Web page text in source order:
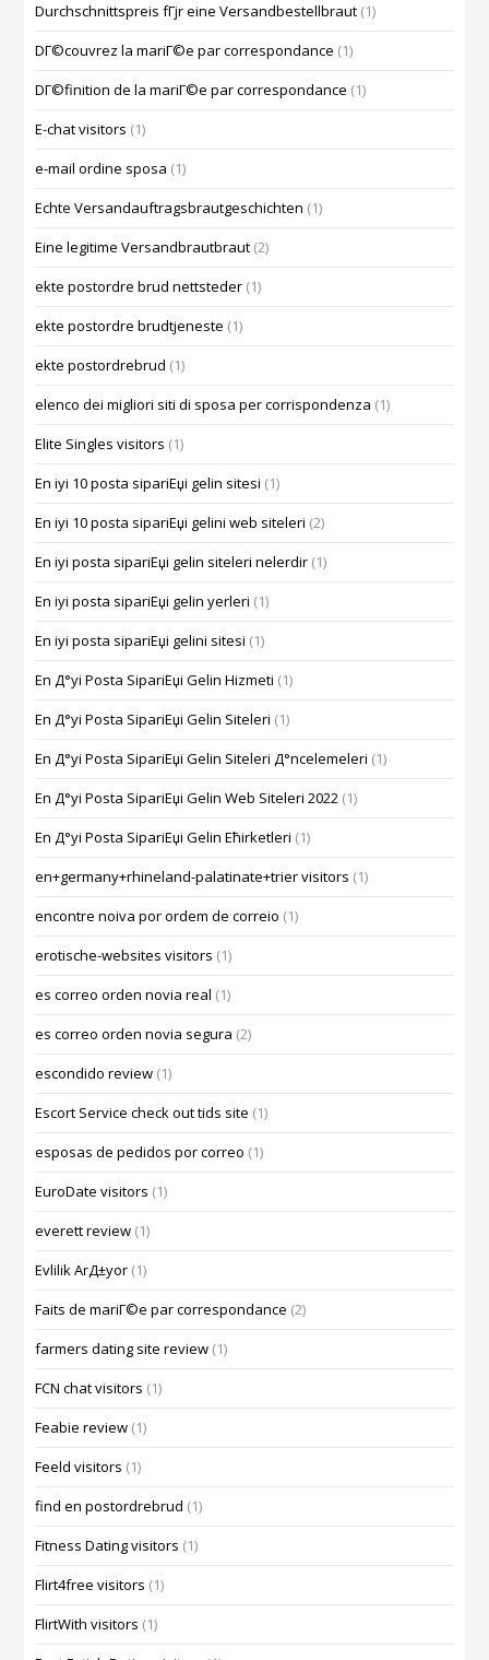
Durchschnittspreis fГјr eine Versandbestellbraut (1)
DГ©couvrez la mariГ©e par correspondance (1)
DГ©finition de la mariГ©e par correspondance (1)
E-chat visitors (1)
e-mail ordine sposa (1)
Echte Versandauftragsbrautgeschichten (1)
Eine legitime Versandbrautbraut (2)
ekte postordre brud nettsteder (1)
ekte postordre brudtjeneste (1)
ekte postordrebrud (1)
elenco dei migliori siti di sposa per corrispondenza (1)
Elite Singles visitors (1)
En iyi 10 posta sipariЕџi gelin sitesi (1)
En iyi 10 posta sipariЕџi gelini web siteleri (2)
En iyi posta sipariЕџi gelin siteleri nelerdir (1)
En iyi posta sipariЕџi gelin yerleri (1)
En iyi posta sipariЕџi gelini sitesi (1)
En Д°yi Posta SipariЕџi Gelin Hizmeti (1)
En Д°yi Posta SipariЕџi Gelin Siteleri (1)
En Д°yi Posta SipariЕџi Gelin Siteleri Д°ncelemeleri (1)
En Д°yi Posta SipariЕџi Gelin Web Siteleri 2022 (1)
En Д°yi Posta SipariЕџi Gelin Ећirketleri (1)
en+germany+rhineland-palatinate+trier visitors (1)
encontre noiva por ordem de correio (1)
erotische-websites visitors (1)
es correo orden novia real (1)
es correo orden novia segura (2)
escondido review (1)
Escort Service check out tids site (1)
esposas de pedidos por correo (1)
EuroDate visitors (1)
everett review (1)
Evlilik ArД±yor (1)
Faits de mariГ©e par correspondance (2)
farmers dating site review (1)
FCN chat visitors (1)
Feabie review (1)
Feeld visitors (1)
find en postordrebrud (1)
Fitness Dating visitors (1)
Flirt4free visitors (1)
FlirtWith visitors (1)